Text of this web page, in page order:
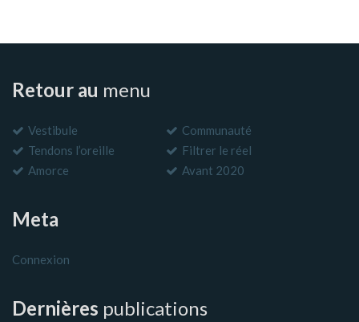
Retour au menu
Vestibule
Communauté
Tendons l’oreille
Filtrer le réel
Amorce
Avant 2020
Meta
Connexion
Dernières publications